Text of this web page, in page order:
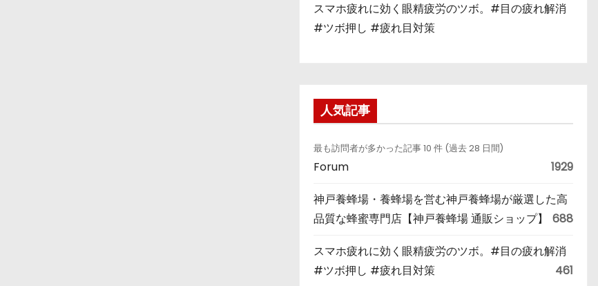
スマホ疲れに効く眼精疲労のツボ。#目の疲れ解消
#ツボ押し #疲れ目対策
人気記事
最も訪問者が多かった記事 10 件 (過去 28 日間)
Forum 1929
神戸養蜂場・養蜂場を営む神戸養蜂場が厳選した高
品質な蜂蜜専門店【神戸養蜂場 通販ショップ】
688
スマホ疲れに効く眼精疲労のツボ。#目の疲れ解消
#ツボ押し #疲れ目対策
461